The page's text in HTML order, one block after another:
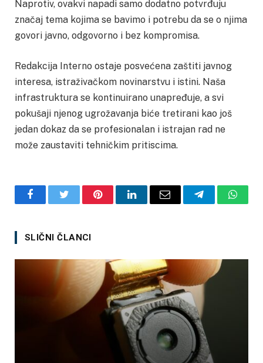
Naprotiv, ovakvi napadi samo dodatno potvrđuju
značaj tema kojima se bavimo i potrebu da se o njima
govori javno, odgovorno i bez kompromisa.
Redakcija Interno ostaje posvećena zaštiti javnog
interesa, istraživačkom novinarstvu i istini. Naša
infrastruktura se kontinuirano unapređuje, a svi
pokušaji njenog ugrožavanja biće tretirani kao još
jedan dokaz da se profesionalan i istrajan rad ne
može zaustaviti tehničkim pritiscima.
FacebookTwitter PinterestLinkedInEmail Telegram
SLIČNI ČLANCI